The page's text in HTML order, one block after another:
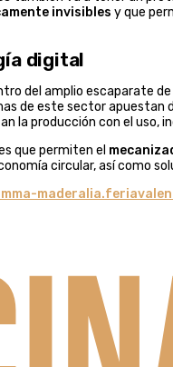
invisibles y que
digital
del amplio escaparate de
de este sector
la producción con el uso,
que permiten el
circular, así como